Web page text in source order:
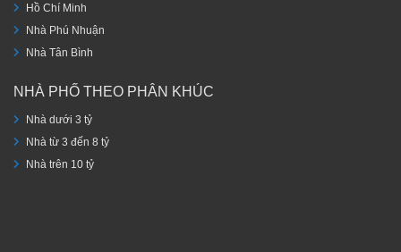
Hồ Chí Minh
Nhà Phú Nhuận
Nhà Tân Bình
NHÀ PHỐ THEO PHÂN KHÚC
Nhà dưới 3 tỷ
Nhà từ 3 đến 8 tỷ
Nhà trên 10 tỷ